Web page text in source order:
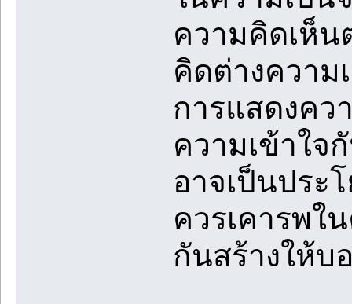
ความคิดเห็
คิดต่างความ
การแสดงคว
ความเข้าใจ
อาจเป็นประ
ควรเคารพใ
กันสร้างให้